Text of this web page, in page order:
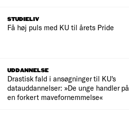
STUDIELIV
Få høj puls med KU til årets Pride
UDDANNELSE
Drastisk fald i ansøgninger til KU's
datauddannelser: »De unge handler på
en forkert mavefornemmelse«